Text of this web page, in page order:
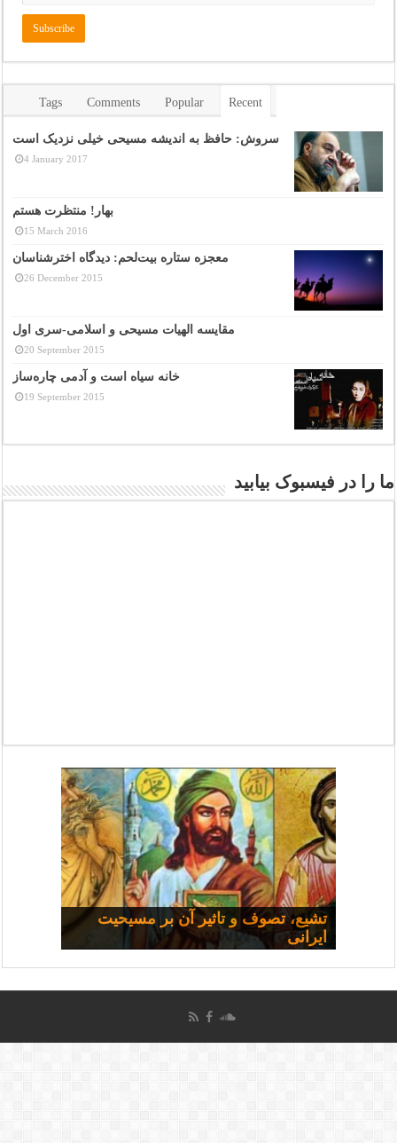
Recent
Popular
Comments
Tags
سروش: حافظ به اندیشه مسیحی خیلی نزدیک است
4 January 2017
بهار! منتظرت هستم
15 March 2016
معجزه ستاره بیت‌لحم: دیدگاه اخترشناسان
26 December 2015
مقایسه الهیات مسیحی و اسلامی-سری اول
20 September 2015
خانه سیاه است و آدمی چاره‌ساز
19 September 2015
ما را در فیسبوک بیابید
تشیع، تصوف و تاثیر آن بر مسیحیت
ایرانی
چرا همه شفا نمی‌یابند؟
مسیحی و سیاست: مجموعه
سخنرانی‌ها